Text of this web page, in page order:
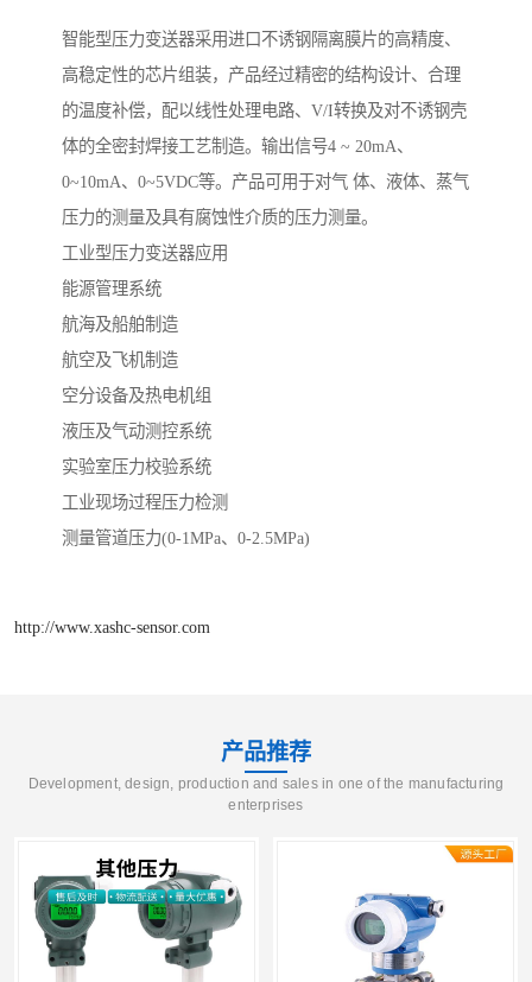
智能型压力变送器采用进口不诱钢隔离膜片的高精度、
高稳定性的芯片组装，产品经过精密的结构设计、合理
的温度补偿，配以线性处理电路、V/I转换及对不诱钢壳
体的全密封焊接工艺制造。输出信号4 ~ 20mA、
0~10mA、0~5VDC等。产品可用于对气 体、液体、蒸气
压力的测量及具有腐蚀性介质的压力测量。
工业型压力变送器应用
能源管理系统
航海及船舶制造
航空及飞机制造
空分设备及热电机组
液压及气动测控系统
实验室压力校验系统
工业现场过程压力检测
测量管道压力(0-1MPa、0-2.5MPa)
http://www.xashc-sensor.com
产品推荐
Development, design, production and sales in one of the manufacturing
enterprises